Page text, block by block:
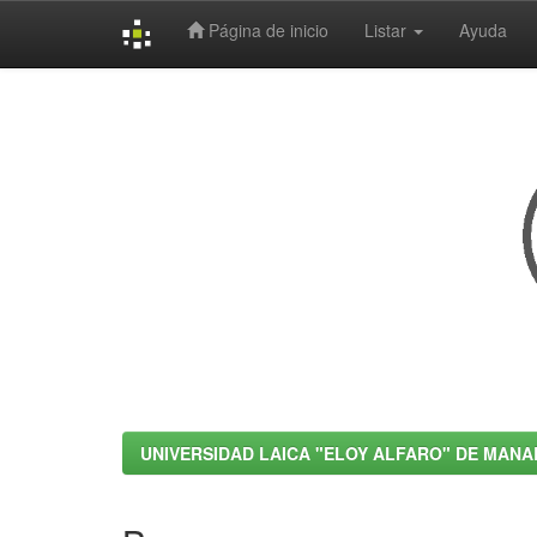
Página de inicio Listar Ayuda
UNIVERSIDAD LAICA "ELOY ALFARO" DE